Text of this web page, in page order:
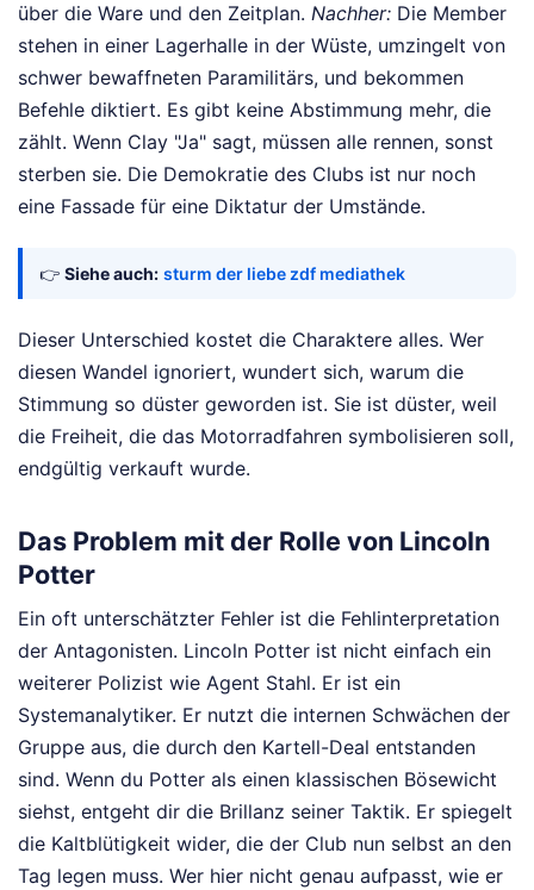
über die Ware und den Zeitplan. Nachher: Die Member
stehen in einer Lagerhalle in der Wüste, umzingelt von
schwer bewaffneten Paramilitärs, und bekommen
Befehle diktiert. Es gibt keine Abstimmung mehr, die
zählt. Wenn Clay "Ja" sagt, müssen alle rennen, sonst
sterben sie. Die Demokratie des Clubs ist nur noch
eine Fassade für eine Diktatur der Umstände.
👉 Siehe auch: sturm der liebe zdf mediathek
Dieser Unterschied kostet die Charaktere alles. Wer
diesen Wandel ignoriert, wundert sich, warum die
Stimmung so düster geworden ist. Sie ist düster, weil
die Freiheit, die das Motorradfahren symbolisieren soll,
endgültig verkauft wurde.
Das Problem mit der Rolle von Lincoln
Potter
Ein oft unterschätzter Fehler ist die Fehlinterpretation
der Antagonisten. Lincoln Potter ist nicht einfach ein
weiterer Polizist wie Agent Stahl. Er ist ein
Systemanalytiker. Er nutzt die internen Schwächen der
Gruppe aus, die durch den Kartell-Deal entstanden
sind. Wenn du Potter als einen klassischen Bösewicht
siehst, entgeht dir die Brillanz seiner Taktik. Er spiegelt
die Kaltblütigkeit wider, die der Club nun selbst an den
Tag legen muss. Wer hier nicht genau aufpasst, wie er